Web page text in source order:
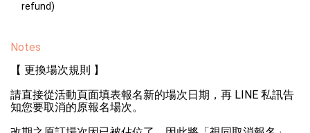
refund)
Notes
【 更換場次規則 】
請直接從活動頁面填表報名新的場次日期，再 LINE 私訊告
知您要取消的原報名場次。